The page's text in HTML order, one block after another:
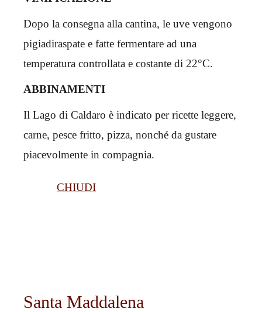
Dopo la consegna alla cantina, le uve vengono
pigiadiraspate e fatte fermentare ad una
temperatura controllata e costante di 22°C.
ABBINAMENTI
Il Lago di Caldaro è indicato per ricette leggere,
carne, pesce fritto, pizza, nonché da gustare
piacevolmente in compagnia.
CHIUDI
Santa Maddalena